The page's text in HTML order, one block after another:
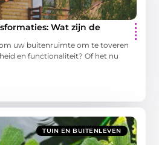
Wat zijn de
uw buitenruimte om te toveren
en functionaliteit? Of het nu
TUIN EN BUITENLEVEN